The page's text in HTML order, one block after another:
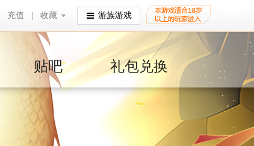
充值 收藏
收藏 游族游戏
贴吧 礼包兑换